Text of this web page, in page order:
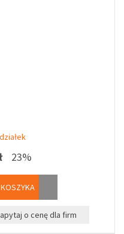
23%
o cenę dla firm